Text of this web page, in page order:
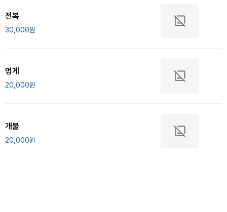
전복
30,000원
멍게
20,000원
개불
20,000원